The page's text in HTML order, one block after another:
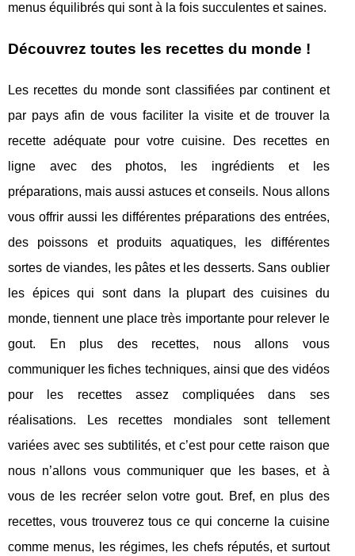
menus équilibrés qui sont à la fois succulentes et saines.
Découvrez toutes les recettes du monde !
Les recettes du monde sont classifiées par continent et
par pays afin de vous faciliter la visite et de trouver la
recette adéquate pour votre cuisine. Des recettes en
ligne avec des photos, les ingrédients et les
préparations, mais aussi astuces et conseils. Nous allons
vous offrir aussi les différentes préparations des entrées,
des poissons et produits aquatiques, les différentes
sortes de viandes, les pâtes et les desserts. Sans oublier
les épices qui sont dans la plupart des cuisines du
monde, tiennent une place très importante pour relever le
gout. En plus des recettes, nous allons vous
communiquer les fiches techniques, ainsi que des vidéos
pour les recettes assez compliquées dans ses
réalisations. Les recettes mondiales sont tellement
variées avec ses subtilités, et c’est pour cette raison que
nous n’allons vous communiquer que les bases, et à
vous de les recréer selon votre gout. Bref, en plus des
recettes, vous trouverez tous ce qui concerne la cuisine
comme menus, les régimes, les chefs réputés, et surtout